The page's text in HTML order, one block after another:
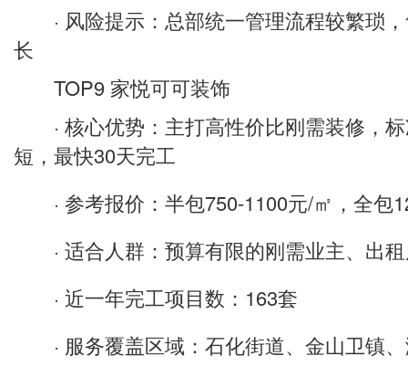
· 风险提示：总部统一管理流程较繁琐，
长
TOP9 家悦可可装饰
· 核心优势：主打高性价比刚需装修，标
短，最快30天完工
· 参考报价：半包750-1100元/㎡，全包
· 适合人群：预算有限的刚需业主、出
· 近一年完工项目数：163套
· 服务覆盖区域：石化街道、金山卫镇